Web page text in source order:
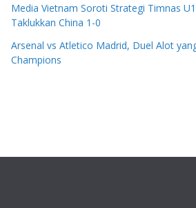
Media Vietnam Soroti Strategi Timnas
Taklukkan China 1-0
Arsenal vs Atletico Madrid, Duel Alot
Champions